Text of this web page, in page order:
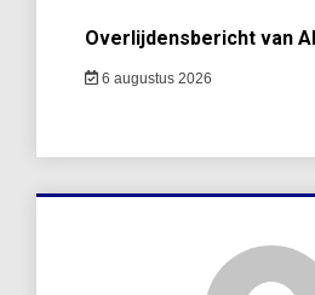
Overlijdensbericht van
6 augustus 2026